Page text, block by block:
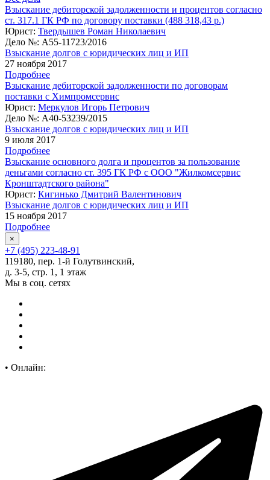
Взыскание дебиторской задолженности и процентов согласно
ст. 317.1 ГК РФ по договору поставки (488 318,43 р.)
Юрист: Твердышев Роман Николаевич
Дело №: А55-11723/2016
Взыскание долгов с юридических лиц и ИП
27 ноября 2017
Подробнее
Взыскание дебиторской задолженности по договорам
поставки с Химпромсервис
Юрист: Меркулов Игорь Петрович
Дело №: А40-53239/2015
Взыскание долгов с юридических лиц и ИП
9 июля 2017
Подробнее
Взыскание основного долга и процентов за пользование
деньгами согласно ст. 395 ГК РФ с ООО "Жилкомсервис
Кронштадтского района"
Юрист: Кигинько Дмитрий Валентинович
Взыскание долгов с юридических лиц и ИП
15 ноября 2017
Подробнее
×
+7 (495) 223-48-91
119180, пер. 1-й Голутвинский,
д. 3-5, стр. 1, 1 этаж
Мы в соц. сетях
• Онлайн: